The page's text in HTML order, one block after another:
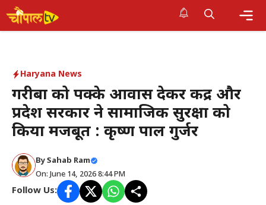
Skip
to
Haryana News
गरीबों को पक्के आवास देकर केंद्र और
प्रदेश सरकार ने सामाजिक सुरक्षा को
किया मजबूत : कृष्ण पाल गुर्जर
By Sahab Ram
On: June 14, 2026 8:44 PM
Follow Us: